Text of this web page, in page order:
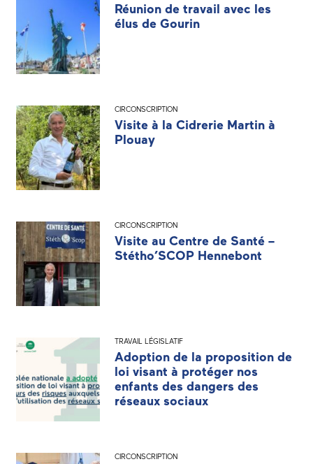
Réunion de travail avec les
élus de Gourin
CIRCONSCRIPTION
Visite à la Cidrerie Martin à
Plouay
CIRCONSCRIPTION
Visite au Centre de Santé –
Stétho’SCOP Hennebont
TRAVAIL LÉGISLATIF
Adoption de la proposition de
loi visant à protéger nos
enfants des dangers des
réseaux sociaux
CIRCONSCRIPTION